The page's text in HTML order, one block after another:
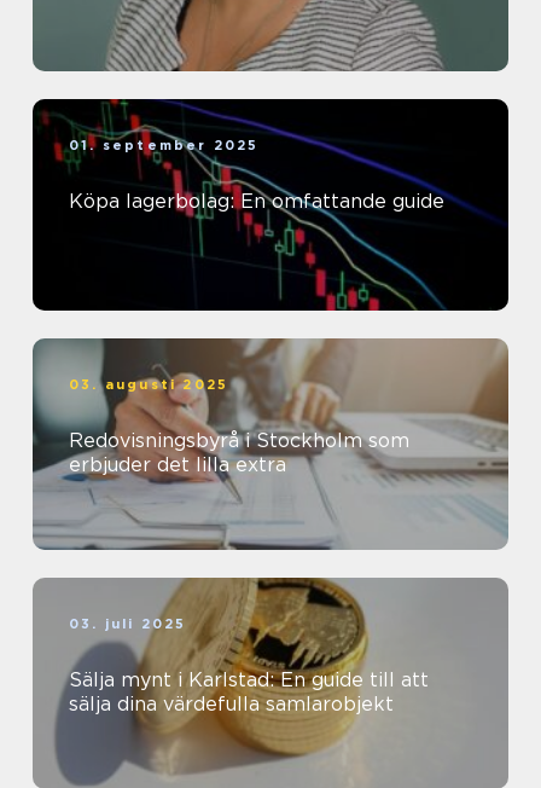
01. september 2025
Köpa lagerbolag: En omfattande guide
03. augusti 2025
Redovisningsbyrå i Stockholm som
erbjuder det lilla extra
03. juli 2025
Sälja mynt i Karlstad: En guide till att
sälja dina värdefulla samlarobjekt